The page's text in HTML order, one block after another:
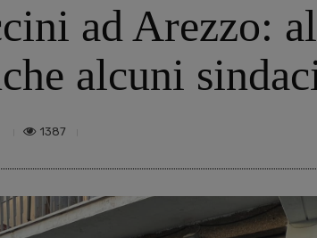
ad Arezzo:
alcuni
1387